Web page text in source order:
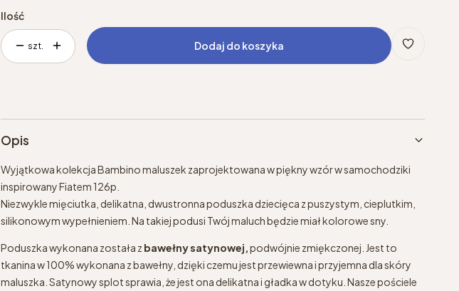
Ilość
szt. Dodaj do koszyka
Opis
Wyjątkowa kolekcja Bambino maluszek zaprojektowana w piękny wzór w samochodziki
inspirowany Fiatem 126p.
Niezwykle mięciutka, delikatna, dwustronna poduszka dziecięca z puszystym, cieplutkim,
silikonowym wypełnieniem. Na takiej podusi Twój maluch będzie miał kolorowe sny.
Poduszka wykonana została z bawełny satynowej,podwójnie zmiękczonej. Jest to
tkanina w 100% wykonana z bawełny, dzięki czemu jest przewiewna i przyjemna dla skóry
maluszka. Satynowy splot sprawia, że jest ona delikatna i gładka w dotyku. Nasze pościele